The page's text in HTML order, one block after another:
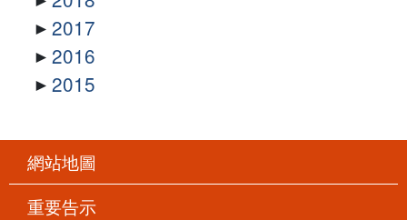
2017
2016
2015
網站地圖
重要告示